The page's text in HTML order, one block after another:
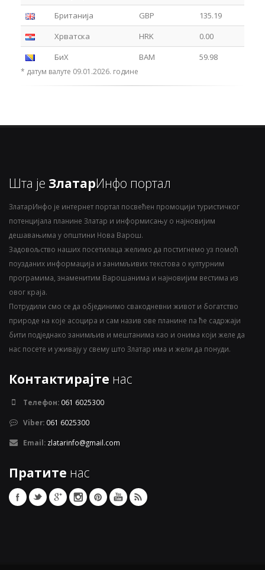
Британија
GBP
135.19
Хрватска
HRK
0.00
БиХ
BAM 59.98
* датум валуте 09.01.2026. године
Шта је ЗлатарИнфо портал
ЗлатарИнфо је интернет портал посвећен промоцији туристичког
потенцијала планине Златар и информисању о најновијим
дешавањима у општини Нова Варош.
Задовољство наших посетилаца желимо да постигнемо уз помоћ
поузданих информација и занимљивих текстова о културним
програмима, знаменитим Варошанима и најновијим вестима из
овог краја.
Потрудили смо се да објединимо свакодневни живот и богатство
природе на које асоцира и сам назив ове планине па ће садржаји
бити подједнако занимљив и мештанима као и онима који желе да
нас посете и уживају у свему што Златар има и жели да понуди.
Контактирајте нас
Телефон: 061 6025300
Viber: 061 6025300
Email: zlatarinfo@gmail.com
Пратите нас